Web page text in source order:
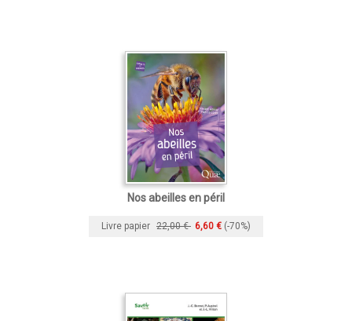
Nos abeilles en péril
Livre papier 22,00 € 6,60 € (-70%)